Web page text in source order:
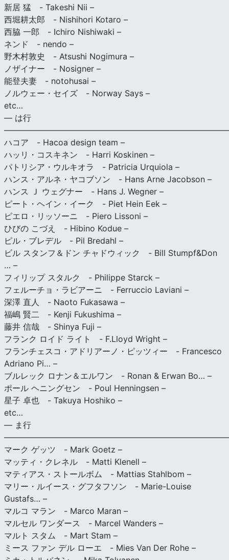
新居 猛 - Takeshi Nii –
西堀耕太郎 - Nishihori Kotaro –
西脇 一郎 - Ichiro Nishiwaki –
ネンド - nendo –
野木村敦史 - Atsushi Nogimura –
ノザイナー - Nosigner –
能登夫妻 - notohusai –
ノルウェー・セイズ - Norway Says –
etc…
— は行
ハコア - Hacoa design team –
ハッリ・コスキネン - Harri Koskinen –
パトリシア・ウルキオラ - Patricia Urquiola –
ハンス・アルネ・ヤコブソン - Hans Arne Jacobson –
ハンス Ｊ ウェグナー - Hans J. Wegner –
ピート・ヘイン・イーク - Piet Hein Eek –
ピエロ・リッソーニ - Piero Lissoni –
ひびの こづえ - Hibino Kodue –
ピル・ブレデル - Pil Bredahl –
ビル スタンフ＆ドン チャドウィック - Bill Stumpf&Don
… –
フィリップ スタルク - Philippe Starck –
フェルーチョ・ラビアーニ - Ferruccio Laviani –
深澤 直人 - Naoto Fukasawa –
福嶋 賢二 - Kenji Fukushima –
藤井 信哉 - Shinya Fuji –
フランク ロイド ライト - F.Lloyd Wright –
フランチェスコ・アドリアーノ・ピッツィー - Francesco
Adriano Pi… –
ブルレック ロナン＆エルワン - Ronan & Erwan Bo… –
ポール ヘニングセン - Poul Henningsen –
星子 卓也 - Takuya Hoshiko –
etc…
— ま行
マーク ゲッツ - Mark Goetz –
マッティ・クレネル - Matti Klenell –
マティアス・ストールボム - Mattias Stahlbom –
マリー・ルイース・グフタフソン - Marie-Louise
Gustafs… –
マルコ マラン - Marco Maran –
マルセル ワンダース - Marcel Wanders –
マルト スタム - Mart Stam –
ミース ファン デル ローエ - Mies Van Der Rohe –